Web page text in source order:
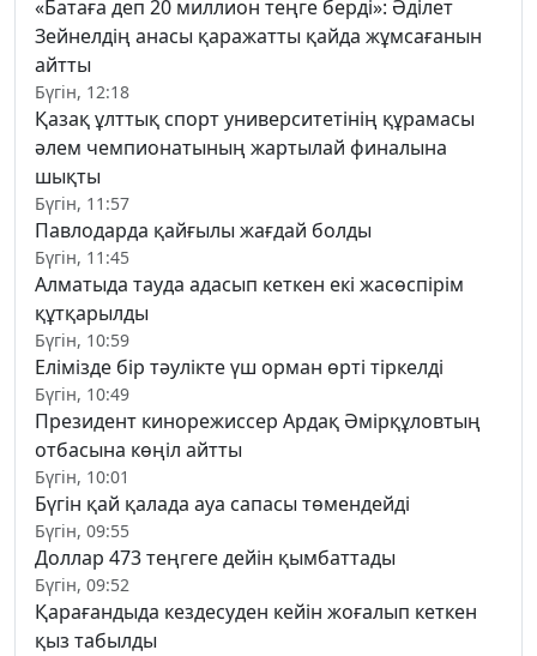
«Батаға деп 20 миллион теңге берді»: Әділет
Зейнелдің анасы қаражатты қайда жұмсағанын
айтты
Бүгін, 12:18
Қазақ ұлттық спорт университетінің құрамасы
әлем чемпионатының жартылай финалына
шықты
Бүгін, 11:57
Павлодарда қайғылы жағдай болды
Бүгін, 11:45
Алматыда тауда адасып кеткен екі жасөспірім
құтқарылды
Бүгін, 10:59
Елімізде бір тәулікте үш орман өрті тіркелді
Бүгін, 10:49
Президент кинорежиссер Ардақ Әмірқұловтың
отбасына көңіл айтты
Бүгін, 10:01
Бүгін қай қалада ауа сапасы төмендейді
Бүгін, 09:55
Доллар 473 теңгеге дейін қымбаттады
Бүгін, 09:52
Қарағандыда кездесуден кейін жоғалып кеткен
қыз табылды